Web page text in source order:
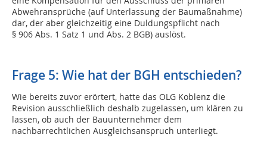
Abwehransprüche (auf Unterlassung der Baumaßnahme)
dar, der aber gleichzeitig eine Duldungspflicht nach
§ 906 Abs. 1 Satz 1 und Abs. 2 BGB) auslöst.
Frage 5: Wie hat der BGH entschieden?
Wie bereits zuvor erörtert, hatte das OLG Koblenz die
Revision ausschließlich deshalb zugelassen, um klären zu
lassen, ob auch der Bauunternehmer dem
nachbarrechtlichen Ausgleichsanspruch unterliegt.